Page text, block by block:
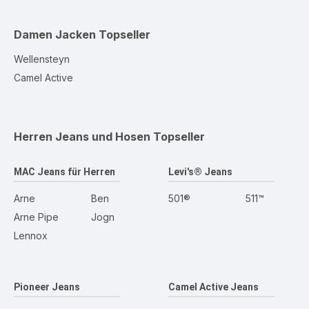
Damen Jacken Topseller
Wellensteyn
Camel Active
Herren Jeans und Hosen Topseller
MAC Jeans für Herren
Arne
Arne Pipe
Lennox
Ben
Jogn
Levi's® Jeans
501® 511™
Pioneer Jeans Camel Active Jeans